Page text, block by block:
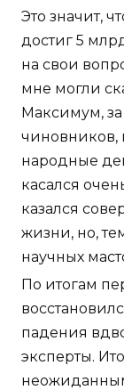
Это значит,
достиг 5
на свои
мне могли
Максимум,
чиновников,
народные
касался
казался
жизни, но,
научных
По итогам
падения
эксперты.